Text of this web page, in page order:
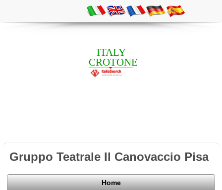
ITALY
CROTONE
Gruppo Teatrale Il Canovaccio Pisa
Home